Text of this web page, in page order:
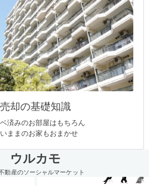
売却の基礎知識
済みのお部屋はもちろん
ままのお家もおまかせ
ウルカモ
動産のソーシャルマーケット